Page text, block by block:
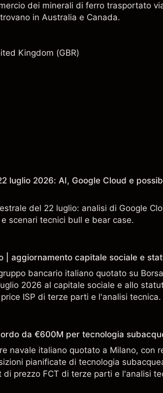
dei minerali di ferro trasportato
in Australia e Canada.
Kingdom (GBR)
luglio 2026: AI, Google Cloud e
del 22 luglio: analisi di Google
scenari tecnici bull e bear case.
| aggiornamento capitale sociale e
bancario italiano quotato su
2026 al capitale sociale e allo
ISP di terze parti e l'analisi tecnica.
sono un indicatore affidabile dei
da €600M per tecnologia
navale italiano quotato a Milano, con
pianificate di tecnologia
prezzo FCT di terze parti e l'analisi
sono un indicatore affidabile dei